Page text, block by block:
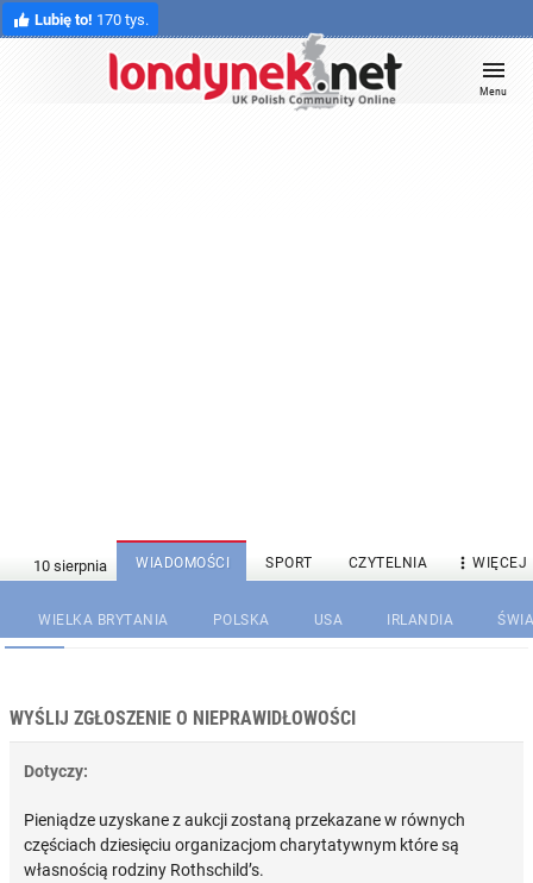
Lubię to! 170 tys.
Menu
WIADOMOŚCI SPORT CZYTELNIA  WIĘCEJ
WIELKA BRYTANIA POLSKA USA IRLANDIA
WYŚLIJ ZGŁOSZENIE O NIEPRAWIDŁOWOŚCI
Dotyczy:
Pieniądze uzyskane z aukcji zostaną przekazane w równych
częściach dziesięciu organizacjom charytatywnym które są
własnością rodziny Rothschild’s.